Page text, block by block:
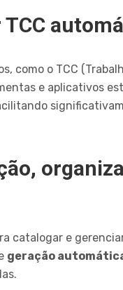
como o TCC
e aplicativos
catalogar e
geração